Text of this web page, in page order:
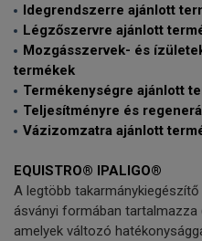
Idegrendszerre ajánlott
Légzőszervre ajánlott
Mozgásszervek- és
termékek
Termékenységre ajánlott
Teljesítményre és
Vázizomzatra ajánlott
EQUISTRO® IPALIGO®
A legtöbb
ásványi formában tartalmazza
amelyek változó